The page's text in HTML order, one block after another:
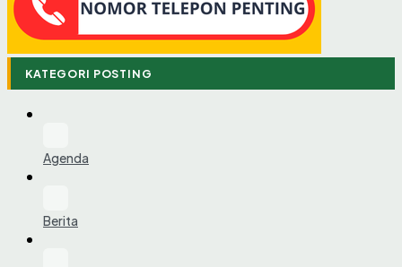
KATEGORI POSTING
Agenda
Berita